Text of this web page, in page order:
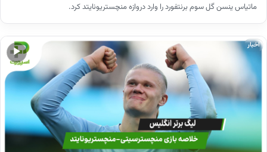
ماتیاس ینسن گل سوم برنتفورد را وارد دروازه منچستریونایتد کرد.
▶
اخبار